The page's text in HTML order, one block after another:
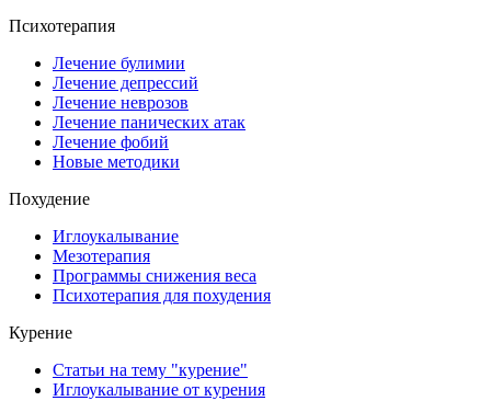
Психотерапия
Лечение булимии
Лечение депрессий
Лечение неврозов
Лечение панических атак
Лечение фобий
Новые методики
Похудение
Иглоукалывание
Мезотерапия
Программы снижения веса
Психотерапия для похудения
Курение
Статьи на тему "курение"
Иглоукалывание от курения